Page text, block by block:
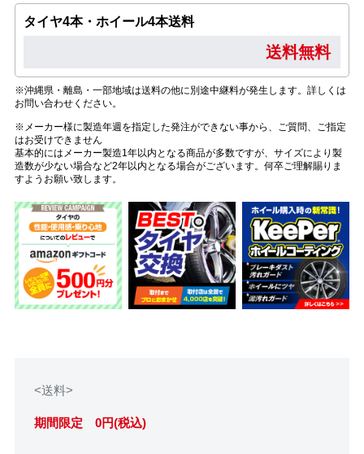
タイヤ4本・ホイール4本送料
送料無料
※沖縄県・離島・一部地域は送料の他に別途中継料が発生します。詳しくは
お問い合わせください。
※メーカー様に製造年週を指定した発注ができない事から、ご質問、ご指定
はお受けできません
基本的にはメーカー製造1年以内となる商品が多数ですが、サイズにより製
造数が少ない場合など2年以内となる場合がございます。何卒ご理解賜りま
すようお願い致します。
<送料>
期間限定 0円(税込)